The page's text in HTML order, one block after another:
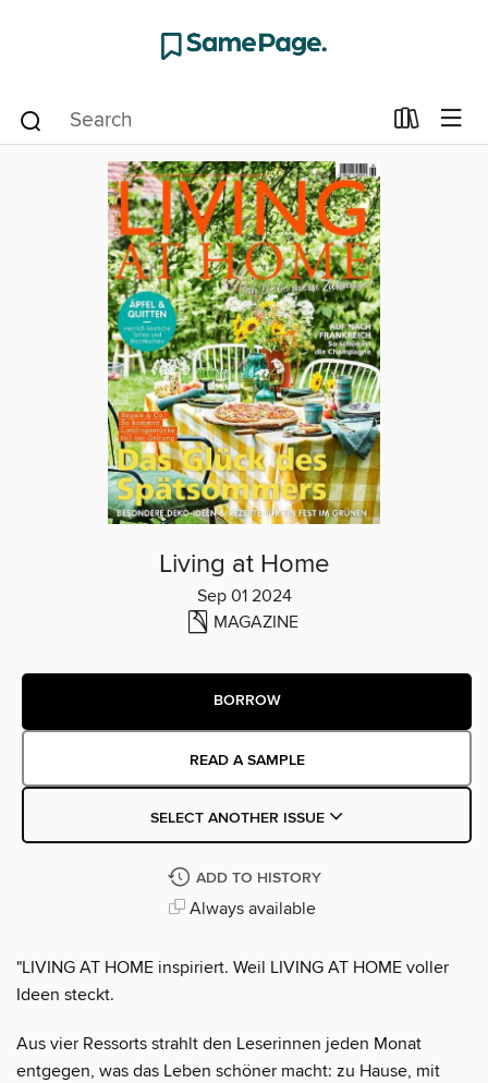
Living at Home
Sep 01 2024
MAGAZINE
BORROW
READ A SAMPLE
SELECT ANOTHER ISSUE
ADD TO HISTORY
Always available
"LIVING AT HOME inspiriert. Weil LIVING AT HOME voller
Ideen steckt.
Aus vier Ressorts strahlt den Leserinnen jeden Monat
entgegen, was das Leben schöner macht: zu Hause, mit